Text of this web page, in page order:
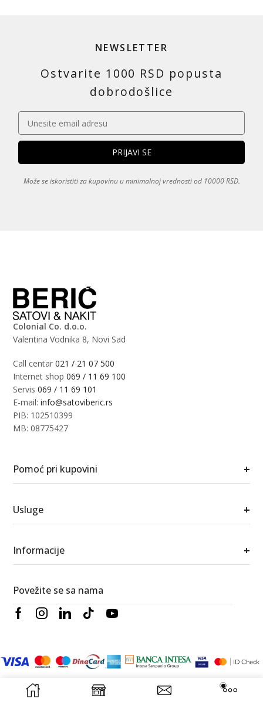
NEWSLETTER
Ostvarite 1000 RSD popusta
dobrodošlice
Može se iskoristiti za kupovinu u minimalnoj vrednosti od 10000 RSD.
Colonial Co. d.o.o.
Valentina Vodnika 8, Novi Sad
Call centar021 / 21 07 500
Internet shop069 / 11 69 100
Servis069 / 11 69 101
E-mail:info@satoviberic.rs
PIB: 102510399
MB: 08775427
Pomoć pri kupovini +
Usluge +
Informacije +
Povežite se sa nama
© 2026 Berić satovi i nakit. Sva prava zadržana. RedWood